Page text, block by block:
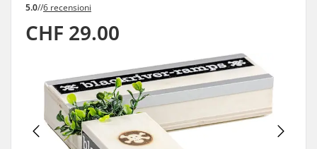
5.0//6 recensioni
CHF 29.00